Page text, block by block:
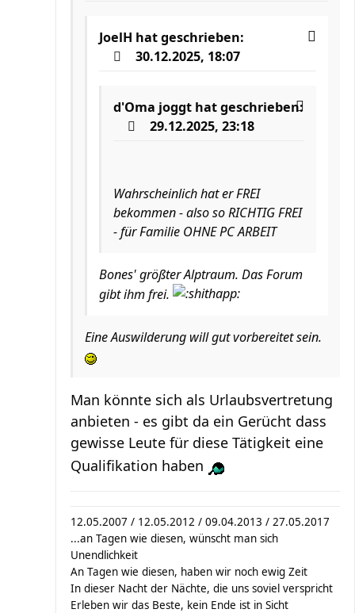
JoelH hat geschrieben:
30.12.2025, 18:07
d'Oma joggt hat geschrieben:
29.12.2025, 23:18
Wahrscheinlich hat er FREI
bekommen - also so RICHTIG FREI
- für Familie OHNE PC ARBEIT
Bones' größter Alptraum. Das Forum
gibt ihm frei.
Eine Auswilderung will gut vorbereitet sein.
Man könnte sich als Urlaubsvertretung
anbieten - es gibt da ein Gerücht dass
gewisse Leute für diese Tätigkeit eine
Qualifikation haben
12.05.2007 / 12.05.2012 / 09.04.2013 / 27.05.2017
...an Tagen wie diesen, wünscht man sich
Unendlichkeit
An Tagen wie diesen, haben wir noch ewig Zeit
In dieser Nacht der Nächte, die uns soviel verspricht
Erleben wir das Beste, kein Ende ist in Sicht